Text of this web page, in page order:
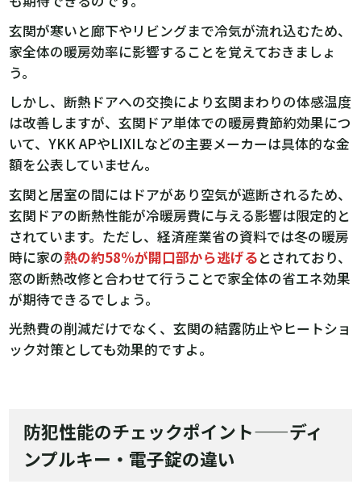
玄関が寒いと廊下やリビングまで冷気が流れ込むため、
家全体の暖房効率に影響することを覚えておきましょ
う。
しかし、断熱ドアへの交換により玄関まわりの体感温度
は改善しますが、玄関ドア単体での暖房費節約効果につ
いて、YKK APやLIXILなどの主要メーカーは具体的な金
額を公表していません。
玄関と居室の間にはドアがあり空気が遮断されるため、
玄関ドアの断熱性能が冷暖房費に与える影響は限定的と
されています。ただし、経済産業省の資料では冬の暖房
時に家の熱の約58%が開口部から逃げるとされており、
窓の断熱改修と合わせて行うことで家全体の省エネ効果
が期待できるでしょう。
光熱費の削減だけでなく、玄関の結露防止やヒートショ
ック対策としても効果的ですよ。
防犯性能のチェックポイント——ディ
ンプルキー・電子錠の違い